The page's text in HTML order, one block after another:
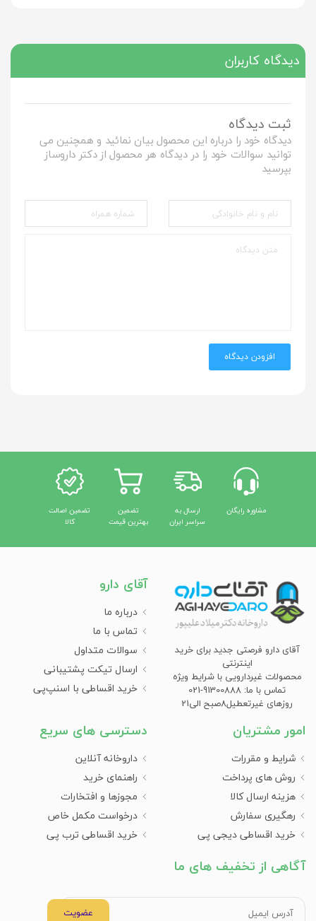
دیدگاه کاربران
ثبت دیدگاه
دیدگاه خود را درباره این محصول بیان نمائید و همچنین می
توانید سوالات خود را در دیدگاه هر محصول از دکتر داروساز
بپرسید
افزودن دیدگاه
مشاوره رایگان
ارسال به
سراسر ایران
تضمین
بهترین قیمت
تضمین اصالت
کالا
آقای دارو فرصتی جدید برای خرید
اینترنتی
محصولات غیردارویی با شرایط ویژه
تماس با ما: 91300888-021
روزهای غیرتعطیل8صبح الی21
آقای دارو
درباره ما
تماس با ما
سوالات متداول
ارسال تیکت پشتیبانی
خرید اقساطی با اسنپ‌پی
امور مشتریان
شرایط و مقررات
روش های پرداخت
هزینه ارسال کالا
رهگیری سفارش
خرید اقساطی دیجی پی
دسترسی های سریع
داروخانه آنلاین
راهنمای خرید
مجوزها و افتخارات
درخواست مکمل خاص
خرید اقساطی ترب پی
آگاهی از تخفیف های ما
عضویت